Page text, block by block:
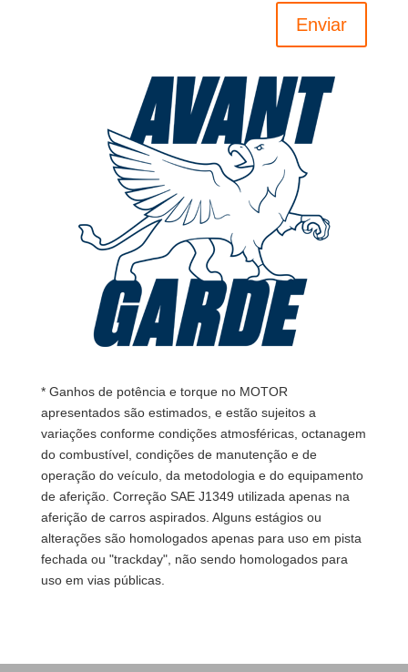
Enviar
* Ganhos de potência e torque no MOTOR
apresentados são estimados, e estão sujeitos a
variações conforme condições atmosféricas, octanagem
do combustível, condições de manutenção e de
operação do veículo, da metodologia e do equipamento
de aferição. Correção SAE J1349 utilizada apenas na
aferição de carros aspirados. Alguns estágios ou
alterações são homologados apenas para uso em pista
fechada ou "trackday", não sendo homologados para
uso em vias públicas.